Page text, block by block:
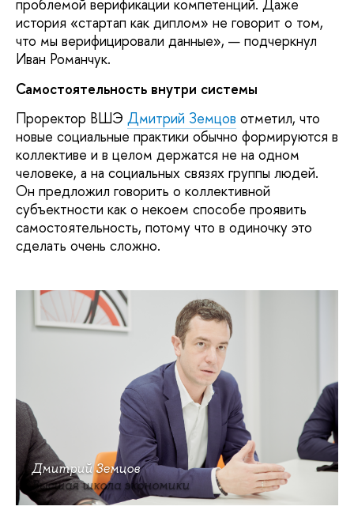
проблемой верификации компетенций. Даже
история «стартап как диплом» не говорит о том,
что мы верифицировали данные», — подчеркнул
Иван Романчук.
Самостоятельность внутри системы
Проректор ВШЭ Дмитрий Земцов отметил, что
новые социальные практики обычно формируются в
коллективе и в целом держатся не на одном
человеке, а на социальных связях группы людей.
Он предложил говорить о коллективной
субъектности как о некоем способе проявить
самостоятельность, потому что в одиночку это
сделать очень сложно.
Дмитрий Земцов
Высшая школа экономики